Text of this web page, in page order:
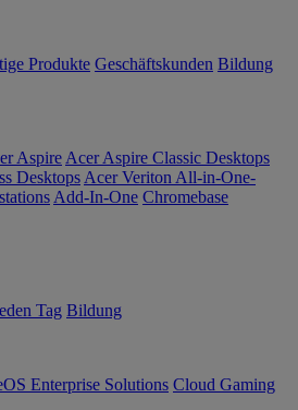
Produkte Geschäftskunden Bildung
Aspire Acer Aspire Classic Desktops
Desktops Acer Veriton All-in-One-
Add-In-One Chromebase
Tag Bildung
Enterprise Solutions Cloud Gaming